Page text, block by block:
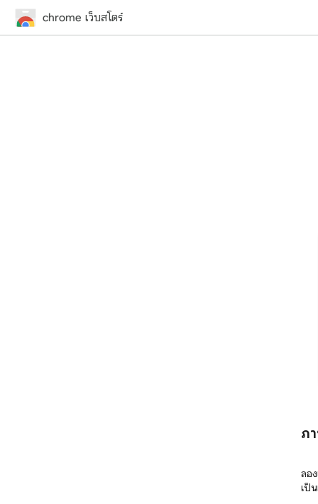
chrome เว็บสโตร์
ภ
ลอ
เป็